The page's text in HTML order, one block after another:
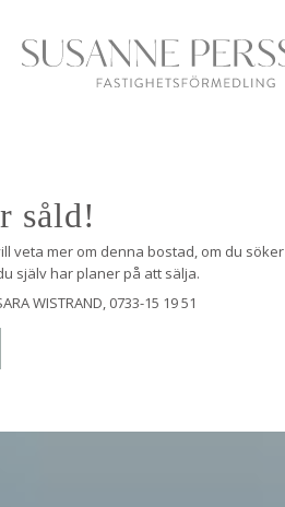
såld!
veta mer om denna bostad, om du söker
själv har planer på att sälja.
WISTRAND , 0733-15 19 51